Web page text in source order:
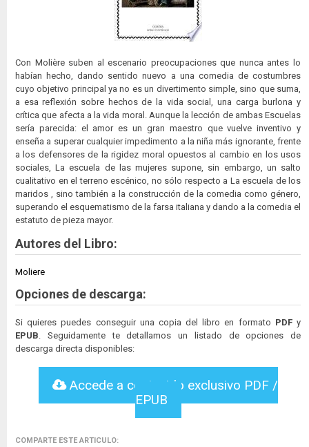
Con Molière suben al escenario preocupaciones que nunca antes lo
habían hecho, dando sentido nuevo a una comedia de costumbres
cuyo objetivo principal ya no es un divertimento simple, sino que suma,
a esa reflexión sobre hechos de la vida social, una carga burlona y
crítica que afecta a la vida moral. Aunque la lección de ambas Escuelas
sería parecida: el amor es un gran maestro que vuelve inventivo y
enseña a superar cualquier impedimento a la niña más ignorante, frente
a los defensores de la rigidez moral opuestos al cambio en los usos
sociales, La escuela de las mujeres supone, sin embargo, un salto
cualitativo en el terreno escénico, no sólo respecto a La escuela de los
maridos , sino también a la construcción de la comedia como género,
superando el esquematismo de la farsa italiana y dando a la comedia el
estatuto de pieza mayor.
Autores del Libro:
Moliere
Opciones de descarga:
Si quieres puedes conseguir una copia del libro en formato PDFy
EPUB . Seguidamente te detallamos un listado de opciones de
descarga directa disponibles:
Accede a contenido exclusivo PDF /
EPUB
COMPARTE ESTE ARTICULO: